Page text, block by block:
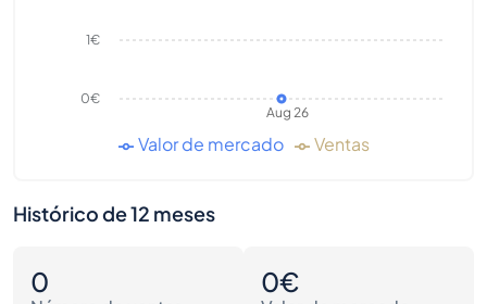
Aug 26
0€
1€
Valor de mercado Ventas
Histórico de 12 meses
0 0€